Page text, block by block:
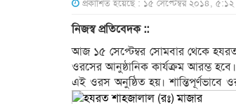
প্রকাশিত হয়েছে : ১৫ সেপ্টেম্বর ২০১৪, ৫:১২
নিজস্ব প্রতিবেদক ::
আজ ১৫ সেপ্টেম্বর সোমবার থেকে
ওরসের আনুষ্ঠানিক কার্যক্রম আরম্ভ
এই ওরস অনুষ্ঠিত হয়। শান্তিপূর্ণভাবে